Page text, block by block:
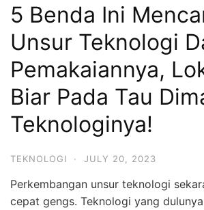
5 Benda Ini
Unsur Teknologi
Pemakaiannya,
Biar Pada Tau
Teknologinya!
TEKNOLOGI · JULY 20, 2023
Perkembangan unsur teknologi
cepat gengs. Teknologi yang